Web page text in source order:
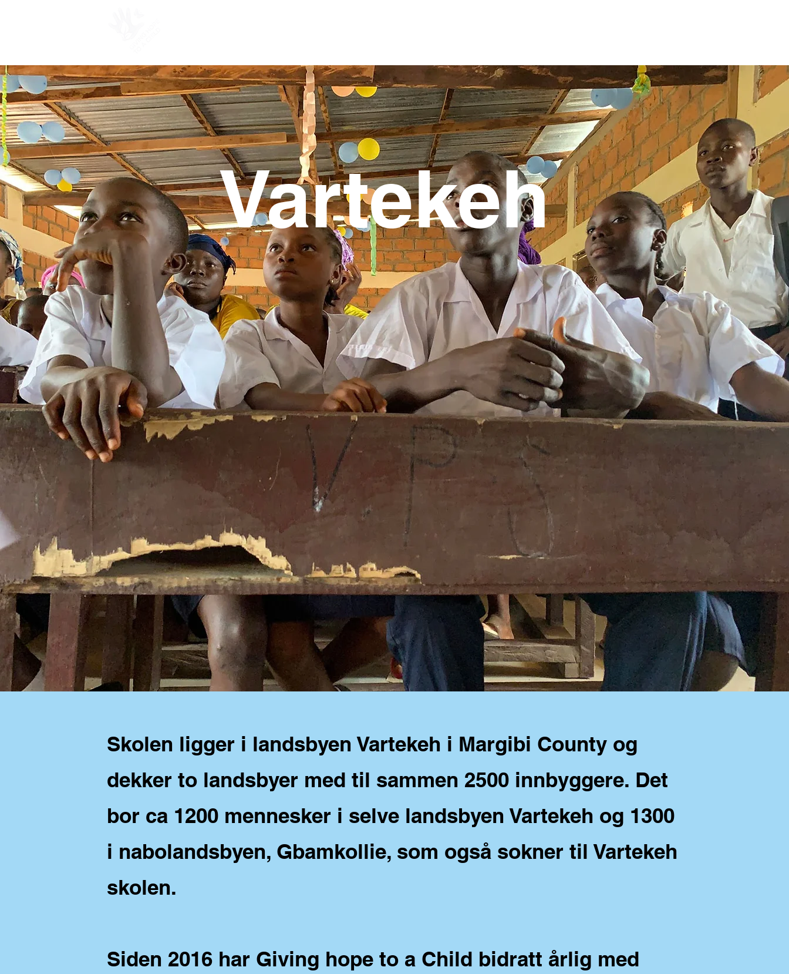
Vartekeh
Skolen ligger i landsbyen Vartekeh i Margibi County og
dekker to landsbyer med til sammen 2500 innbyggere. Det
bor ca 1200 mennesker i selve landsbyen Vartekeh og 1300
i nabolandsbyen, Gbamkollie, som også sokner til Vartekeh
skolen.
Siden 2016 har Giving hope to a Child bidratt årlig med